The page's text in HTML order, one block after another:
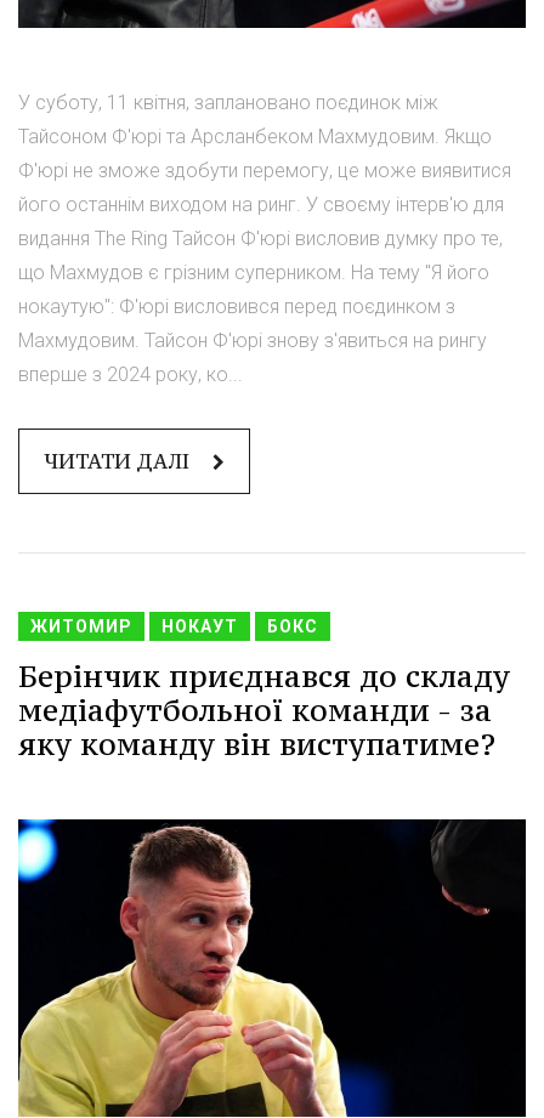
У суботу, 11 квітня, заплановано поєдинок між
Тайсоном Ф'юрі та Арсланбеком Махмудовим. Якщо
Ф'юрі не зможе здобути перемогу, це може виявитися
його останнім виходом на ринг. У своєму інтерв'ю для
видання The Ring Тайсон Ф'юрі висловив думку про те,
що Махмудов є грізним суперником. На тему "Я його
нокаутую": Ф'юрі висловився перед поєдинком з
Махмудовим. Тайсон Ф'юрі знову з'явиться на рингу
вперше з 2024 року, ко...
ЧИТАТИ ДАЛІ
ЖИТОМИР НОКАУТ БОКС
Берінчик приєднався до складу
медіафутбольної команди - за
яку команду він виступатиме?